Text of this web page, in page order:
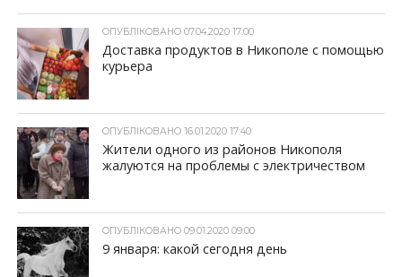
ОПУБЛІКОВАНО 07.04.2020 17:00
Доставка продуктов в Никополе с помощью
курьера
ОПУБЛІКОВАНО 16.01.2020 17:40
Жители одного из районов Никополя
жалуются на проблемы с электричеством
ОПУБЛІКОВАНО 09.01.2020 09:00
9 января: какой сегодня день